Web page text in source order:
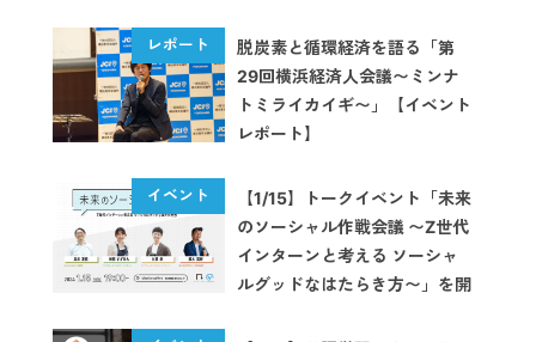
脱炭素と循環経済を語る「第
29回横浜経済人会議〜ミンナ
トミライカイギ〜」【イベント
レポート】
【1/15】トークイベント「未来
のソーシャル作戦会議 〜Z世代
インターンと考える ソーシャ
ルグッドなはたらき方〜」を開